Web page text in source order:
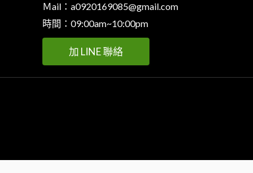
Ｍail： a0920169085@gmail.com
時間：09:00am~10:00pm
加 LINE 聯絡